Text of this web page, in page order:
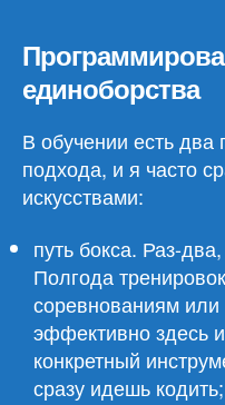
единоборства
В обучении есть
подхода, и я часто
искусствами:
путь бокса. Раз-
Полгода
соревнованиям
эффективно здесь
конкретный
сразу идешь кодить;